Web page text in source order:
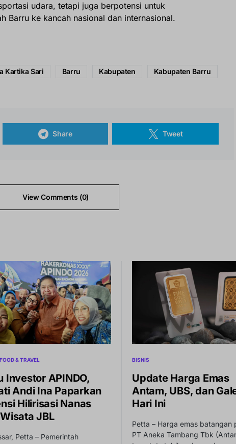
udara, tetapi juga berpotensi untuk
Barru ke kancah nasional dan internasional.
Kartika Sari Barru Kabupaten Kabupaten Barru
Share Tweet
View Comments (0)
FOOD & TRAVEL
Investor APINDO,
Andi Ina Paparkan
Hilirisasi Nanas
JBL
Petta – Pemerintah
BISNIS
Update Harga Emas
Antam, UBS, dan
Hari Ini
Petta – Harga emas batangan
PT Aneka Tambang Tbk